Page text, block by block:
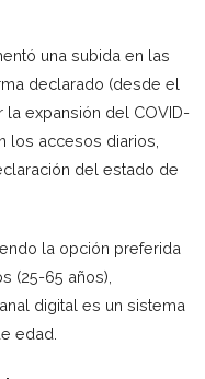
una subida en las
declarado (desde el
la expansión del COVID-
los accesos diarios,
del estado de
la opción preferida
(25-65 años),
digital es un sistema
edad.